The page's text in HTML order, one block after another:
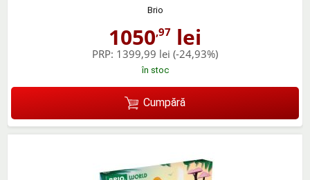
Brio
1050,97 lei
PRP: 1399,99 lei (-24,93%)
în stoc
Cumpără